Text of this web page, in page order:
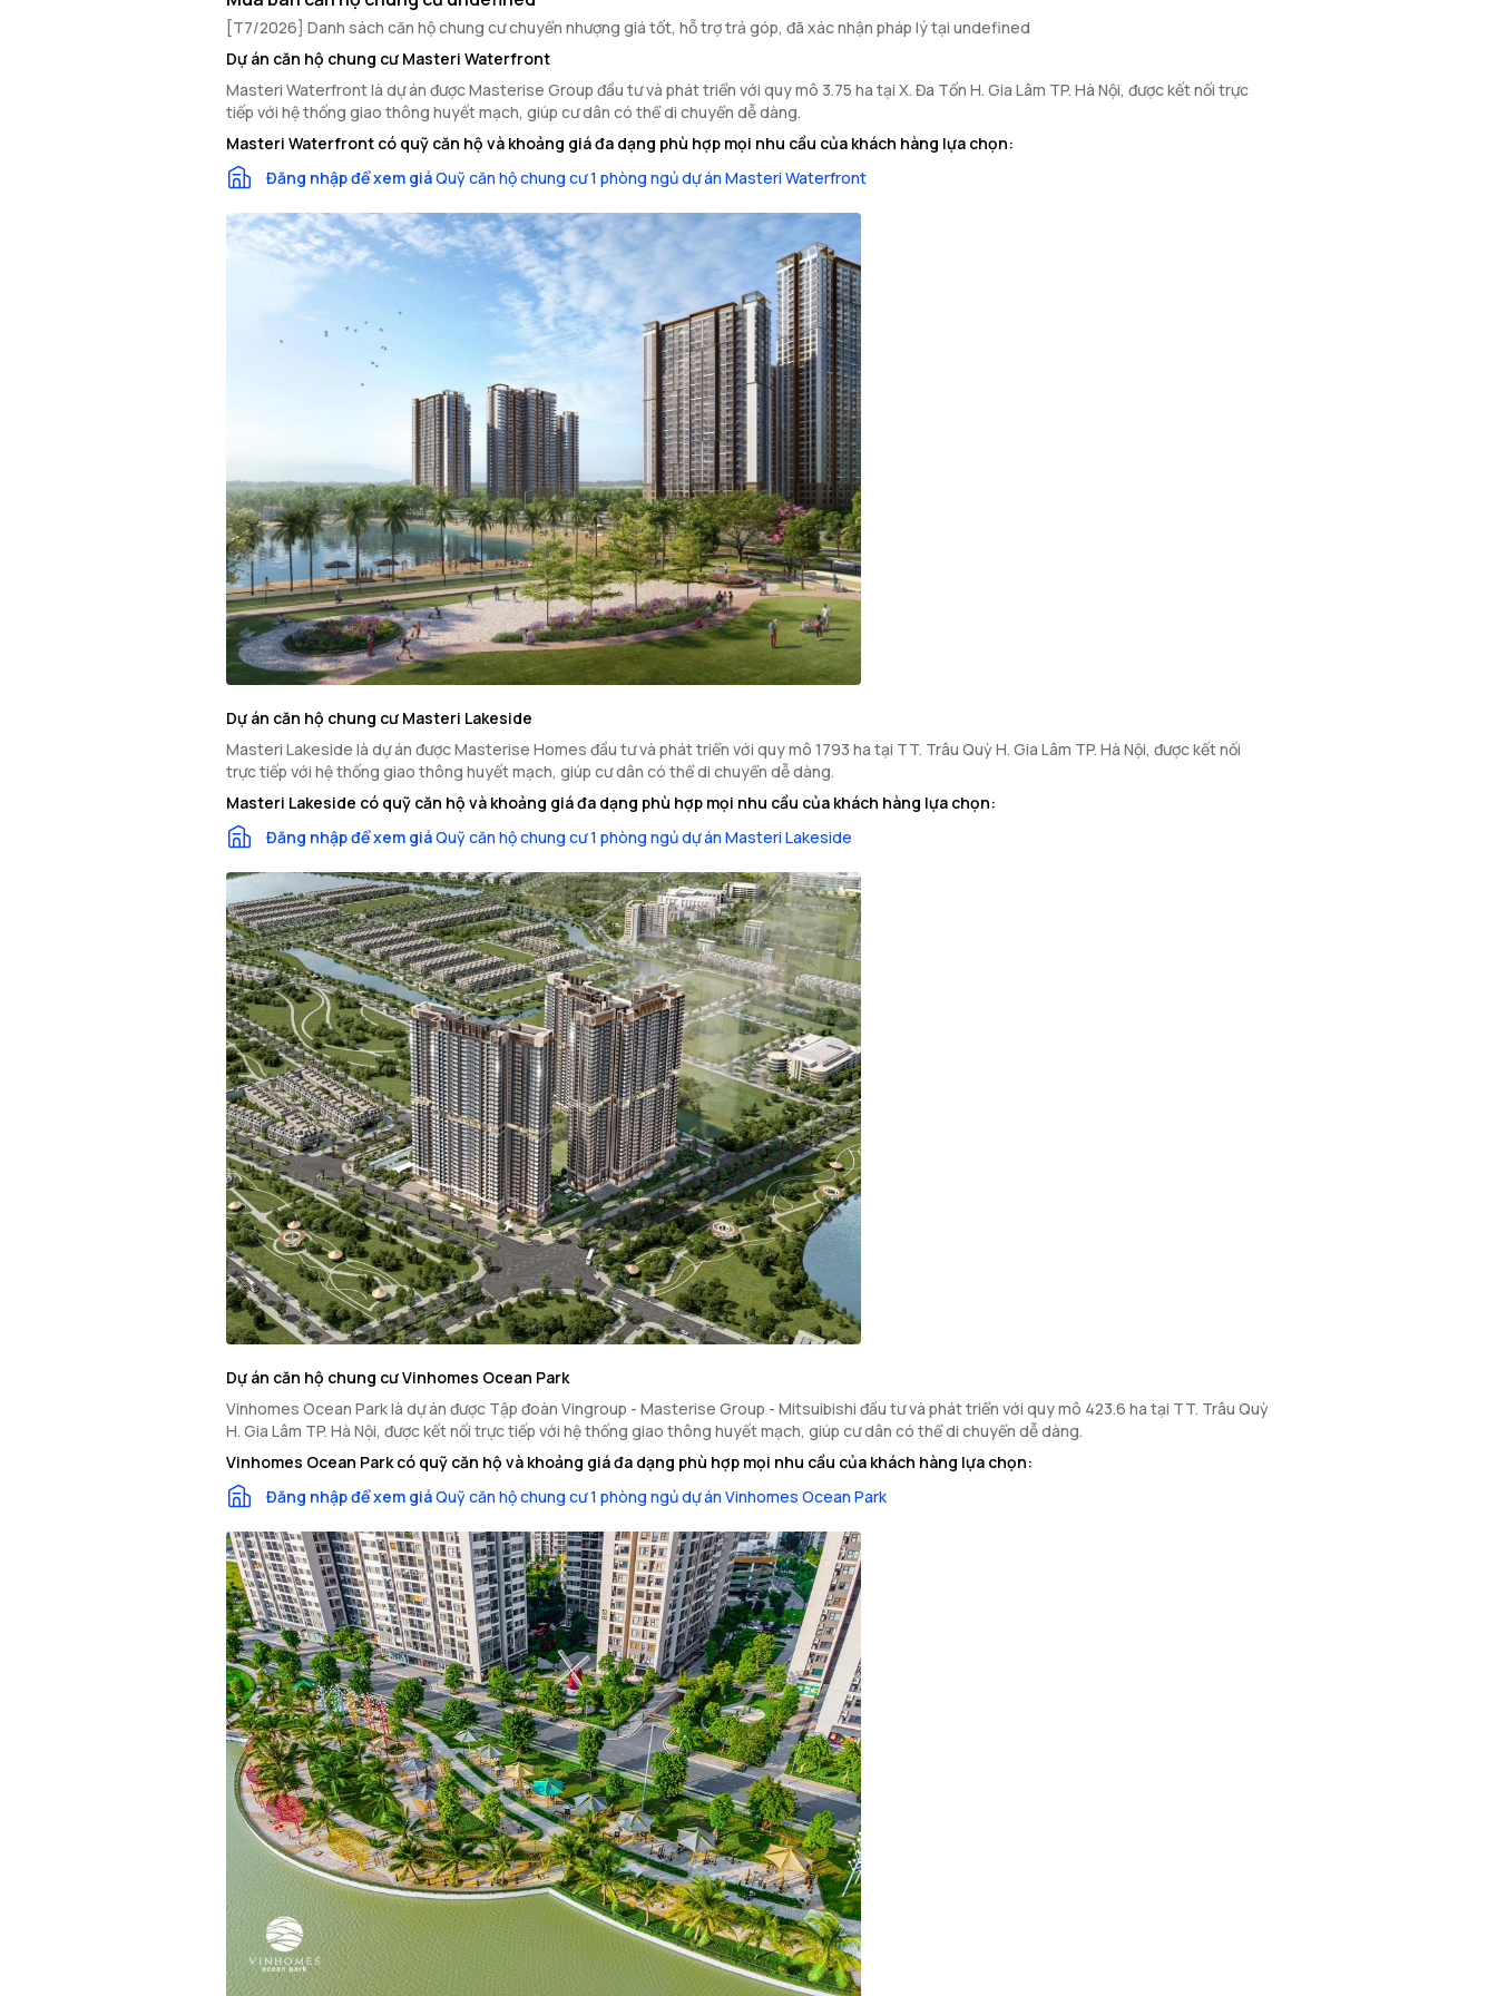
[T7/2026] Danh sách căn hộ chung cư chuyển nhượng giá tốt, hỗ trợ trả góp, đã xác nhận pháp lý tại undefined
Dự án căn hộ chung cư Masteri Waterfront
Masteri Waterfront là dự án được Masterise Group đầu tư và phát triển với quy mô 3.75 ha tại X. Đa Tốn H. Gia Lâm TP. Hà Nội, được kết nối trực
tiếp với hệ thống giao thông huyết mạch, giúp cư dân có thể di chuyển dễ dàng.
Masteri Waterfront có quỹ căn hộ và khoảng giá đa dạng phù hợp mọi nhu cầu của khách hàng lựa chọn:
Đăng nhập để xem giáQuỹ căn hộ chung cư 1 phòng ngủ dự án Masteri Waterfront
Dự án căn hộ chung cư Masteri Lakeside
Masteri Lakeside là dự án được Masterise Homes đầu tư và phát triển với quy mô 1793 ha tại TT. Trâu Quỳ H. Gia Lâm TP. Hà Nội, được kết nối
trực tiếp với hệ thống giao thông huyết mạch, giúp cư dân có thể di chuyển dễ dàng.
Masteri Lakeside có quỹ căn hộ và khoảng giá đa dạng phù hợp mọi nhu cầu của khách hàng lựa chọn:
Đăng nhập để xem giáQuỹ căn hộ chung cư 1 phòng ngủ dự án Masteri Lakeside
Dự án căn hộ chung cư Vinhomes Ocean Park
Vinhomes Ocean Park là dự án được Tập đoàn Vingroup - Masterise Group - Mitsuibishi đầu tư và phát triển với quy mô 423.6 ha tại TT. Trâu Quỳ
H. Gia Lâm TP. Hà Nội, được kết nối trực tiếp với hệ thống giao thông huyết mạch, giúp cư dân có thể di chuyển dễ dàng.
Vinhomes Ocean Park có quỹ căn hộ và khoảng giá đa dạng phù hợp mọi nhu cầu của khách hàng lựa chọn:
Đăng nhập để xem giáQuỹ căn hộ chung cư 1 phòng ngủ dự án Vinhomes Ocean Park